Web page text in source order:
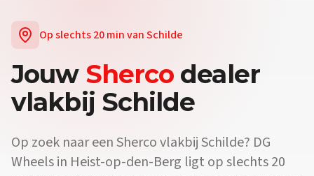
Op slechts20 minvanSchilde
Jouw Sherco dealer
vlakbij Schilde
Op zoek naar eenShercovlakbijSchilde? DG
Wheels in Heist-op-den-Berg ligt op slechts20